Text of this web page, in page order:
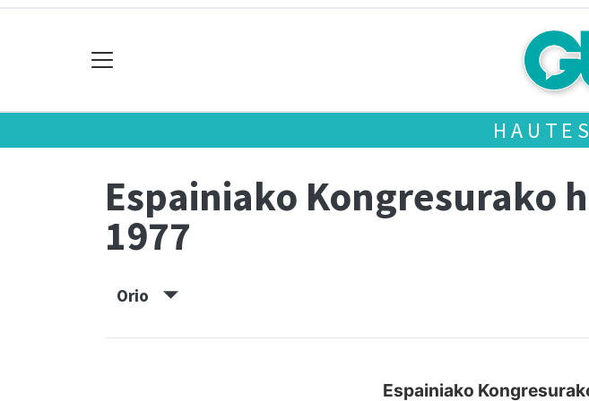
Espainiako Kongresurako
1977
Orio
Espainiako